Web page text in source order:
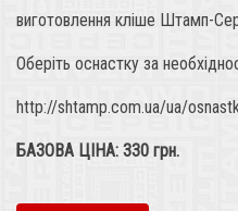
виготовлення кліше Штамп-
Оберіть оснастку за
http://shtamp.com.ua/ua/
БАЗОВА ЦІНА: 330 грн.